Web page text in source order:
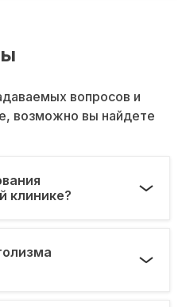
вопросов и
возможно вы найдете
клинике?